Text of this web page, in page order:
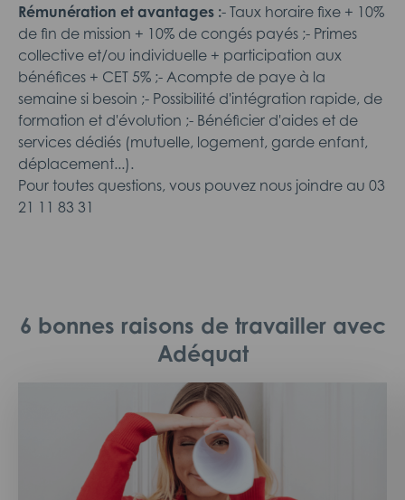
Rémunération et avantages :- Taux horaire fixe + 10%
de fin de mission + 10% de congés payés ;- Primes
collective et/ou individuelle + participation aux
bénéfices + CET 5% ;- Acompte de paye à la
semaine si besoin ;- Possibilité d'intégration rapide, de
formation et d'évolution ;- Bénéficier d'aides et de
services dédiés (mutuelle, logement, garde enfant,
déplacement...).
Pour toutes questions, vous pouvez nous joindre au 03
21 11 83 31
6 bonnes raisons de travailler avec
Adéquat